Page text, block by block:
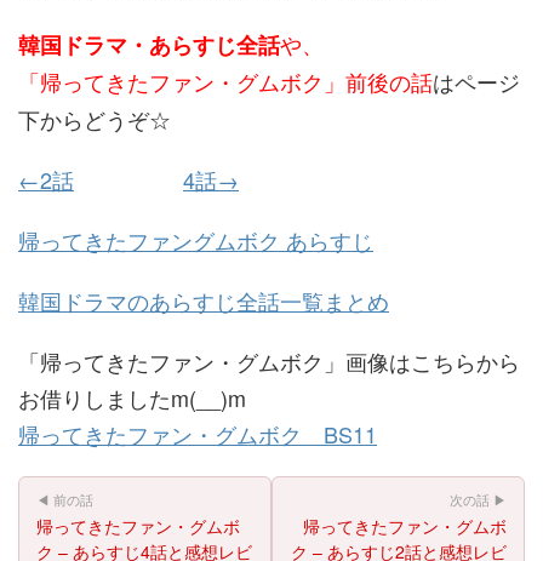
韓国ドラマ・あらすじ全話や、
「帰ってきたファン・グムボク」前後の話はページ
下からどうぞ☆
←2話
4話→
帰ってきたファングムボク あらすじ
韓国ドラマのあらすじ全話一覧まとめ
「帰ってきたファン・グムボク」画像はこちらから
お借りしましたm(__)m
帰ってきたファン・グムボク BS11
◀ 前の話
帰ってきたファン・グムボ
ク – あらすじ4話と感想レビ
次の話 ▶
帰ってきたファン・グムボ
ク – あらすじ2話と感想レビ